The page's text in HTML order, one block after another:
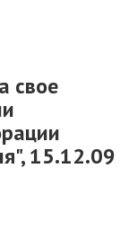
свое
15.12.09